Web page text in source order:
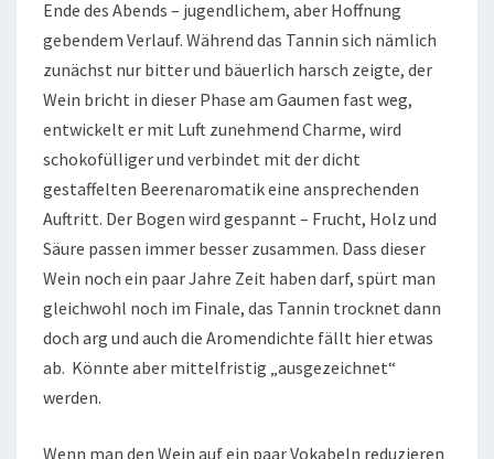
Ende des Abends – jugendlichem, aber Hoffnung
gebendem Verlauf. Während das Tannin sich nämlich
zunächst nur bitter und bäuerlich harsch zeigte, der
Wein bricht in dieser Phase am Gaumen fast weg,
entwickelt er mit Luft zunehmend Charme, wird
schokofülliger und verbindet mit der dicht
gestaffelten Beerenaromatik eine ansprechenden
Auftritt. Der Bogen wird gespannt – Frucht, Holz und
Säure passen immer besser zusammen. Dass dieser
Wein noch ein paar Jahre Zeit haben darf, spürt man
gleichwohl noch im Finale, das Tannin trocknet dann
doch arg und auch die Aromendichte fällt hier etwas
ab. Könnte aber mittelfristig „ausgezeichnet“
werden.
Wenn man den Wein auf ein paar Vokabeln reduzieren